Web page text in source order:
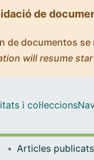
de
de documentos
will resume
i col·leccions